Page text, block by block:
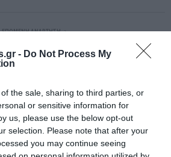
- Do Not Process My
the sale, sharing to third parties, or
or sensitive information for
us, please use the below opt-out
selection. Please note that after your
you may continue seeing
ΕΠΌΜΕΝΗ ΑΝΆΡΤΗΣΗ
ΝΑ ΣΠΑΣΕΙ ΤΗΝ ΕΞΑΡΤΗΣΗ ΑΠΟ VISA
ΙΔΙΕΣ ΟΙ ΤΡΑΠΕΖΕΣ ΤΗΣ ΤΗΣ ΒΑΖΟΥΝ